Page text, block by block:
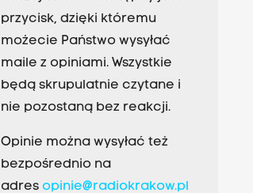
przycisk, dzięki któremu
możecie Państwo wysyłać
maile z opiniami. Wszystkie
będą skrupulatnie czytane i
nie pozostaną bez reakcji.
Opinie można wysyłać też
bezpośrednio na
adres opinie@radiokrakow.pl